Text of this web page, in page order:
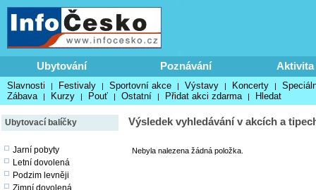
Ubytování Poznávání Aktivita
Slavnosti | Festivaly | Sportovní akce | Výstavy | Koncerty |
Zábava
| Kurzy | Pouť | Ostatní | Přidat akci zdarma | Hledat
Ubytovací balíčky
Jarní pobyty
Letní dovolená
Podzim levněji
Zimní dovolená
Výsledek vyhledávání v akcích a
Nebyla nalezena žádná položka.